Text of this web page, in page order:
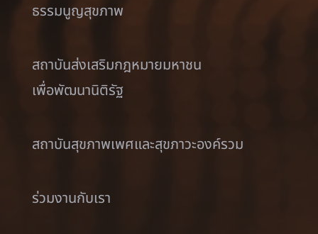
ธรรมนูญสุขภาพ
สถาบันส่งเสริมกฎหมายมหาชน
เพื่อพัฒนานิติรัฐ
สถาบันสุขภาพเพศและสุขภาวะองค์รวม
ร่วมงานกับเรา